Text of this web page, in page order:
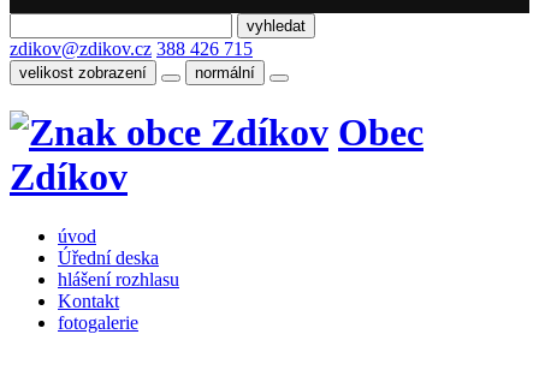
zdikov@zdikov.cz 388 426 715
velikost zobrazení normální
Obec
Zdíkov
úvod
Úřední deska
hlášení rozhlasu
Kontakt
fotogalerie